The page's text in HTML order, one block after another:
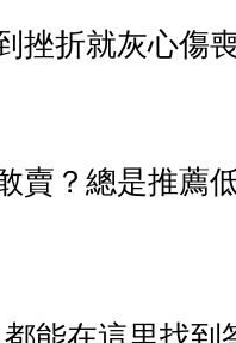
挫折就灰心傷
賣？總是推薦